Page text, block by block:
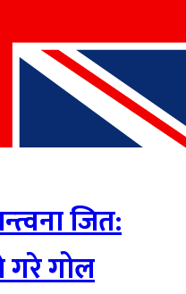
जित:
गरे गोल